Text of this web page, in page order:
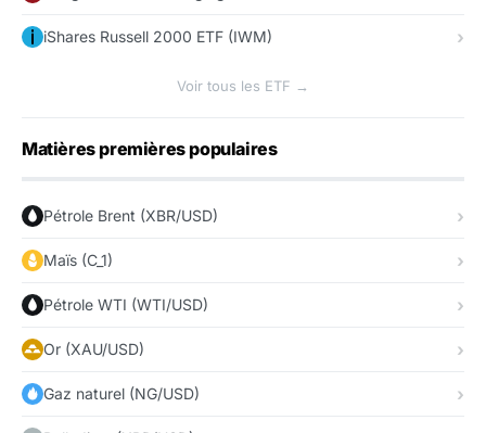
iShares Russell 2000 ETF (IWM)
Voir tous les ETF →
Matières premières populaires
Pétrole Brent (XBR/USD)
Maïs (C_1)
Pétrole WTI (WTI/USD)
Or (XAU/USD)
Gaz naturel (NG/USD)